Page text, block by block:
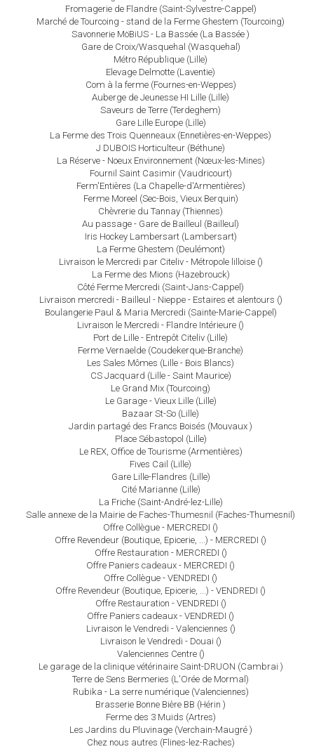
Fromagerie de Flandre (Saint-Sylvestre-Cappel)
Marché de Tourcoing - stand de la Ferme Ghestem (Tourcoing)
Savonnerie MöBiUS - La Bassée (La Bassée )
Gare de Croix/Wasquehal (Wasquehal)
Métro République (Lille)
Elevage Delmotte (Laventie)
Com à la ferme (Fournes-en-Weppes)
Auberge de Jeunesse HI Lille (Lille)
Saveurs de Terre (Terdeghem)
Gare Lille Europe (Lille)
La Ferme des Trois Quenneaux (Ennetières-en-Weppes)
J DUBOIS Horticulteur (Béthune)
La Réserve - Noeux Environnement (Nœux-les-Mines)
Fournil Saint Casimir (Vaudricourt)
Ferm'Entières (La Chapelle-d'Armentières)
Ferme Moreel (Sec-Bois, Vieux Berquin)
Chèvrerie du Tannay (Thiennes)
Au passage - Gare de Bailleul (Bailleul)
Iris Hockey Lambersart (Lambersart)
La Ferme Ghestem (Deulémont)
Livraison le Mercredi par Citeliv - Métropole lilloise ()
La Ferme des Mions (Hazebrouck)
Côté Ferme Mercredi (Saint-Jans-Cappel)
Livraison mercredi - Bailleul - Nieppe - Estaires et alentours ()
Boulangerie Paul & Maria Mercredi (Sainte-Marie-Cappel)
Livraison le Mercredi - Flandre Intérieure ()
Port de Lille - Entrepôt Citeliv (Lille)
Ferme Vernaelde (Coudekerque-Branche)
Les Sales Mômes (Lille - Bois Blancs)
CS Jacquard (Lille - Saint Maurice)
Le Grand Mix (Tourcoing)
Le Garage - Vieux Lille (Lille)
Bazaar St-So (Lille)
Jardin partagé des Francs Boisés (Mouvaux )
Place Sébastopol (Lille)
Le REX, Office de Tourisme (Armentières)
Fives Cail (Lille)
Gare Lille-Flandres (Lille)
Cité Marianne (Lille)
La Friche (Saint-André-lez-Lille)
Salle annexe de la Mairie de Faches-Thumesnil (Faches-Thumesnil)
Offre Collègue - MERCREDI ()
Offre Revendeur (Boutique, Epicerie, ...) - MERCREDI ()
Offre Restauration - MERCREDI ()
Offre Paniers cadeaux - MERCREDI ()
Offre Collègue - VENDREDI ()
Offre Revendeur (Boutique, Epicerie, ...) - VENDREDI ()
Offre Restauration - VENDREDI ()
Offre Paniers cadeaux - VENDREDI ()
Livraison le Vendredi - Valenciennes ()
Livraison le Vendredi - Douai ()
Valenciennes Centre ()
Le garage de la clinique vétérinaire Saint-DRUON (Cambrai )
Terre de Sens Bermeries (L'Orée de Mormal)
Rubika - La serre numérique (Valenciennes)
Brasserie Bonne Bière BB (Hérin )
Ferme des 3 Muids (Artres)
Les Jardins du Pluvinage (Verchain-Maugré )
Chez nous autres (Flines-lez-Raches)